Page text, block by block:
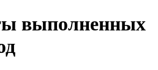
выполненных